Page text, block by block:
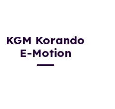
KGM Korando
E-Motion